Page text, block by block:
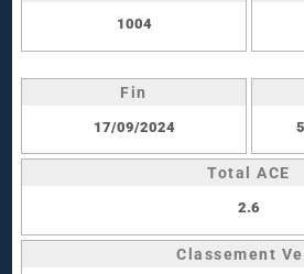
1004
Fin
17/09/2024
Total ACE
2.6
Classement